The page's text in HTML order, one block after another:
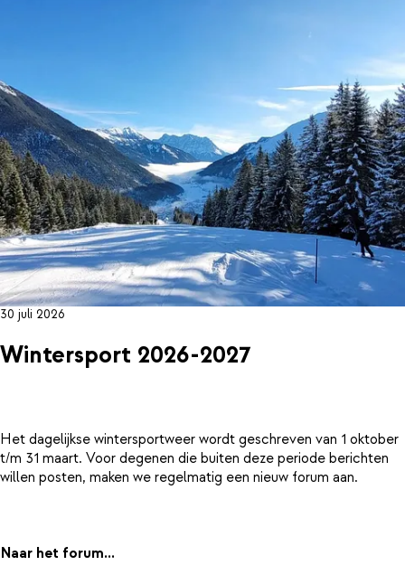
30 juli 2026
Wintersport 2026-2027
Het dagelijkse wintersportweer wordt geschreven van 1 oktober
t/m 31 maart. Voor degenen die buiten deze periode berichten
willen posten, maken we regelmatig een nieuw forum aan.
Naar het forum...